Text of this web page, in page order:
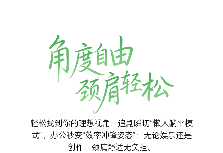
轻松找到你的理想视角，追剧瞬切“懒人躺平模
式”，办公秒变“效率冲锋姿态”；无论娱乐还是
创作，颈肩舒适无负担。